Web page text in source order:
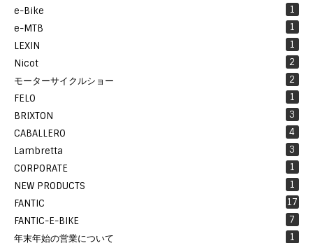
e-Bike
1
e-MTB
1
LEXIN
1
Nicot
2
モーターサイクルショー
2
FELO
1
BRIXTON
3
CABALLERO
4
Lambretta
3
CORPORATE
1
NEW PRODUCTS
1
FANTIC
17
FANTIC-E-BIKE
7
年末年始の営業について
1